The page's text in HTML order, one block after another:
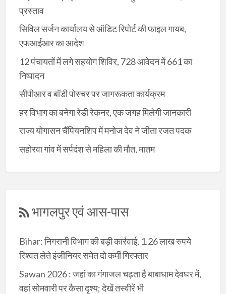
प्रस्ताव
सिविल सर्जन कार्यालय से ऑडिट रिपोर्ट की फाइल गायब,
एफआईआर का आदेश
12 पंचायतों में लगे सहयोग शिविर, 728 आवेदन में 661 का
निष्पादन
सीपीआर व बॉडी पोस्चर पर जागरूकता कार्यक्रम
हर विभाग का बनेगा रेडी रेकनर, एक जगह मिलेगी जानकारी
राज्य योगासन चैंपियनशिप में मनोज देव ने जीता रजत पदक
सहोरवा गांव में सर्पदंश से महिला की मौत, मातम
भागलपुर एवं आस-पास
Bihar: निगरानी विभाग की बड़ी कार्रवाई, 1.26 लाख रुपये
रिश्वत लेते इंजीनियर समेत दो कर्मी गिरफ्तार
Sawan 2026 : जहां का गंगाजल चढ़ता है बाबाधाम देवघर में,
वहां सोमवारी पर कैसा दृश्य; देखें तस्वीरें भी